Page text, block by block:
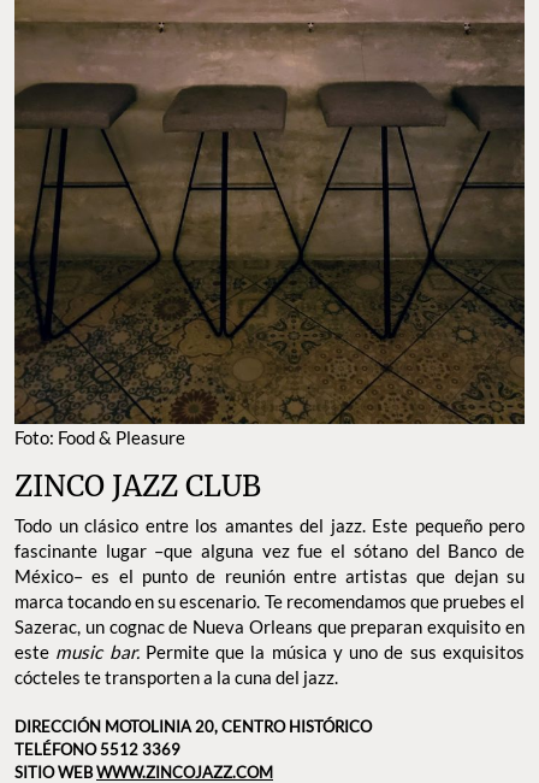
Foto: Food & Pleasure
ZINCO JAZZ CLUB
Todo un clásico entre los amantes del jazz. Este pequeño pero
fascinante lugar –que alguna vez fue el sótano del Banco de
México– es el punto de reunión entre artistas que dejan su
marca tocando en su escenario. Te recomendamos que pruebes el
Sazerac, un cognac de Nueva Orleans que preparan exquisito en
este music bar.Permite que la música y uno de sus exquisitos
cócteles te transporten a la cuna del jazz.
DIRECCIÓN MOTOLINIA 20, CENTRO HISTÓRICO
TELÉFONO 5512 3369
SITIO WEBWWW.ZINCOJAZZ.COM